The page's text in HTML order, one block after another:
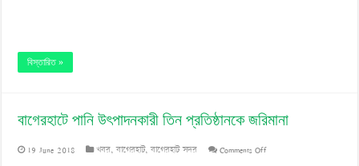
বিস্তারিত »
বাগেরহাটে পানি উৎপাদনকারী তিন প্রতিষ্ঠানকে জরিমানা
19 June 2018 খবর,বাগেরহাট,বাগেরহাট সদর Comments Offon